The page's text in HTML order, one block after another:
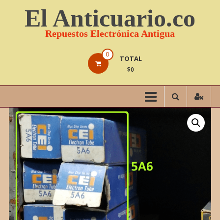
El Anticuario.co
Repuestos Electrónica Antigua
0 TOTAL
$0